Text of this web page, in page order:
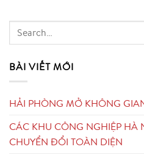
BÀI VIẾT MỚI
HẢI PHÒNG MỞ KHÔNG
CÁC KHU CÔNG NGHIỆP HÀ
CHUYỂN ĐỔI TOÀN DIỆN